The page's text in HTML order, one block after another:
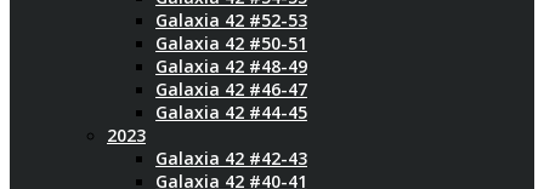
Galaxia 42 #52-53
Galaxia 42 #50-51
Galaxia 42 #48-49
Galaxia 42 #46-47
Galaxia 42 #44-45
2023
Galaxia 42 #42-43
Galaxia 42 #40-41